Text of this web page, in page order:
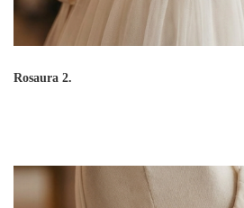
Rosaura 2.